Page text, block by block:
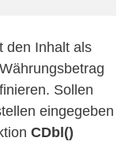
den Inhalt als
Sollen
eingegeben
CDbl()